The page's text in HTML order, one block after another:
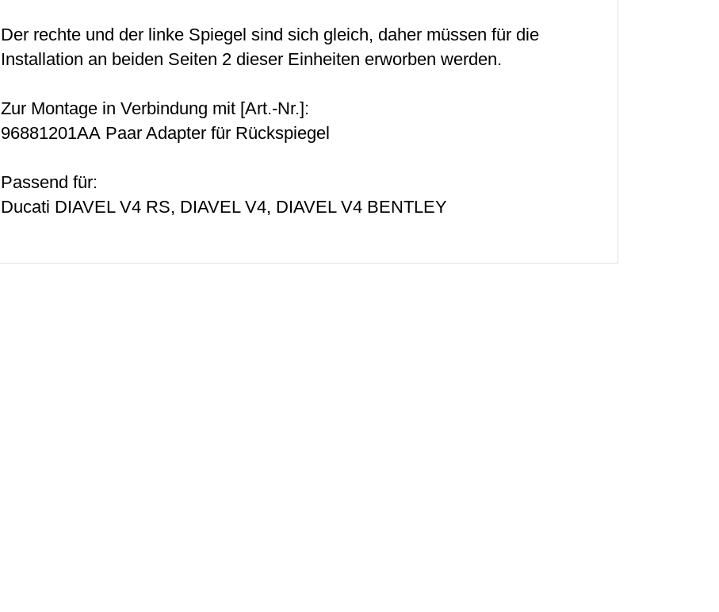
Der rechte und der linke Spiegel sind sich gleich, daher müssen für die
Installation an beiden Seiten 2 dieser Einheiten erworben werden.
Zur Montage in Verbindung mit [Art.-Nr.]:
96881201AA Paar Adapter für Rückspiegel
Passend für:
Ducati DIAVEL V4 RS, DIAVEL V4, DIAVEL V4 BENTLEY